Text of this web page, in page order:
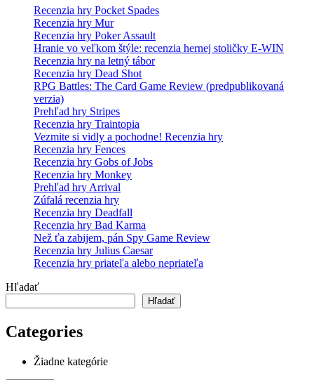
Recenzia hry Pocket Spades
Recenzia hry Mur
Recenzia hry Poker Assault
Hranie vo veľkom štýle: recenzia hernej stoličky E-WIN
Recenzia hry na letný tábor
Recenzia hry Dead Shot
RPG Battles: The Card Game Review (predpublikovaná
verzia)
Prehľad hry Stripes
Recenzia hry Traintopia
Vezmite si vidly a pochodne! Recenzia hry
Recenzia hry Fences
Recenzia hry Gobs of Jobs
Recenzia hry Monkey
Prehľad hry Arrival
Zúfalá recenzia hry
Recenzia hry Deadfall
Recenzia hry Bad Karma
Než ťa zabijem, pán Spy Game Review
Recenzia hry Julius Caesar
Recenzia hry priateľa alebo nepriateľa
Hľadať
Hľadať
Categories
Žiadne kategórie